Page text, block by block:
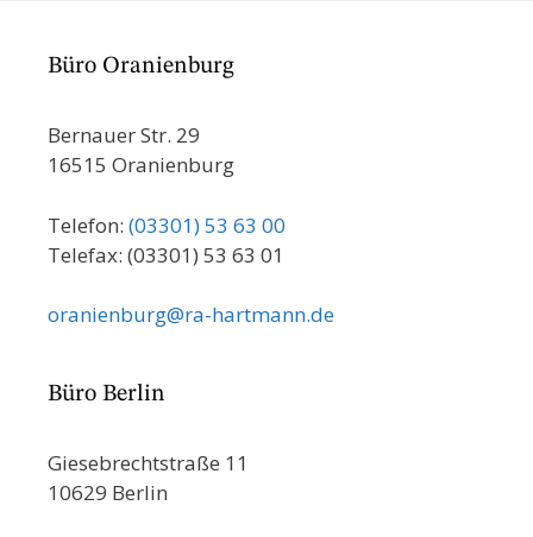
Büro Oranienburg
Bernauer Str. 29
16515 Oranienburg
Telefon: (03301) 53 63 00
Telefax: (03301) 53 63 01
oranienburg@ra-hartmann.de
Büro Berlin
Giesebrechtstraße 11
10629 Berlin